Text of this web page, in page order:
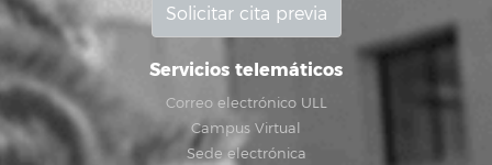
Solicitar cita previa
Servicios telemáticos
Correo electrónico ULL
Campus Virtual
Sede electrónica